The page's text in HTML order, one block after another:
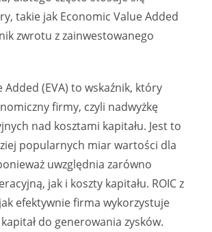
takie jak Economic Value Added
zwrotu z zainwestowanego
Added (EVA) to wskaźnik, który
firmy, czyli nadwyżkę
nad kosztami kapitału. Jest to
popularnych miar wartości dla
uwzględnia zarówno
jak i koszty kapitału. ROIC z
efektywnie firma wykorzystuje
do generowania zysków.